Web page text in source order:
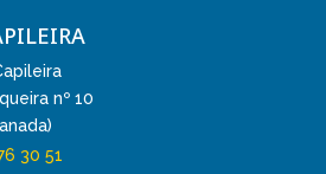
nº 10
30 51